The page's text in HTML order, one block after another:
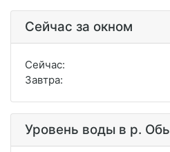
Сейчас за окном
Сейчас:
Завтра:
Уровень воды в р. Обь